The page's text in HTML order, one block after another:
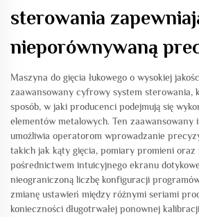
sterowania
nieporównywaną
Maszyna do gięcia łukowego o wysokiej
zaawansowany cyfrowy system sterowania,
sposób, w jaki producenci podejmują się
elementów metalowych. Ten
umożliwia operatorom wprowadzanie
takich jak kąty gięcia, pomiary promieni oraz
pośrednictwem intuicyjnego ekranu
nieograniczoną liczbę konfiguracji
zmianę ustawień między różnymi seriami
konieczności długotrwałej ponownej